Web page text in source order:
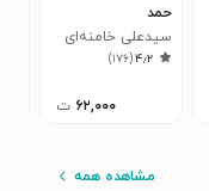
حمد
سید‌علی خامنه‌ای
۴٫۲(۱۷۶)
۶۲,۰۰۰ ت
مشاهده همه